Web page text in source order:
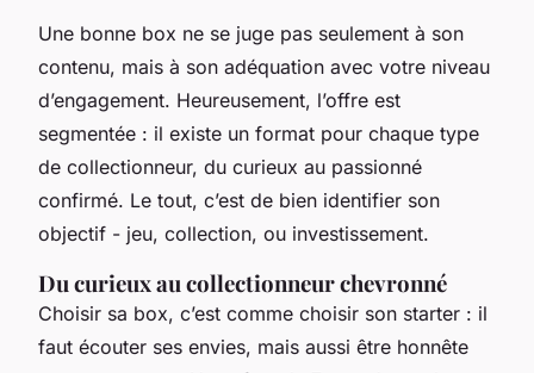
Une bonne box ne se juge pas seulement à son
contenu, mais à son adéquation avec votre niveau
d’engagement. Heureusement, l’offre est
segmentée : il existe un format pour chaque type
de collectionneur, du curieux au passionné
confirmé. Le tout, c’est de bien identifier son
objectif - jeu, collection, ou investissement.
Du curieux au collectionneur chevronné
Choisir sa box, c’est comme choisir son starter : il
faut écouter ses envies, mais aussi être honnête